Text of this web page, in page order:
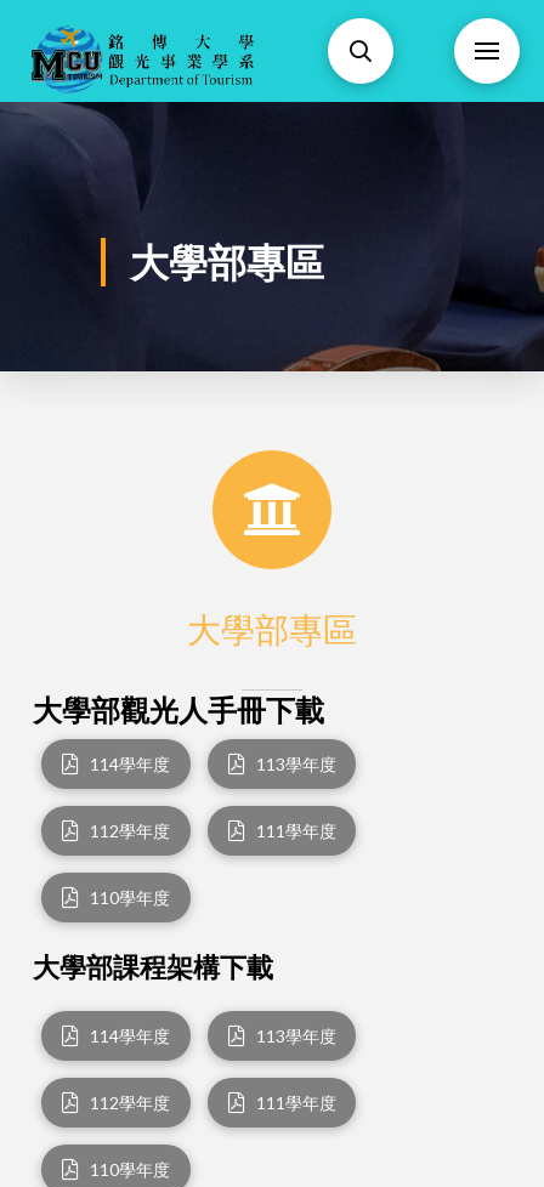
大學部專區
大學部專區
大學部觀光人手冊下載
114學年度 113學年度
112學年度 111學年度
110學年度
大學部課程架構下載
114學年度 113學年度
112學年度 111學年度
110學年度